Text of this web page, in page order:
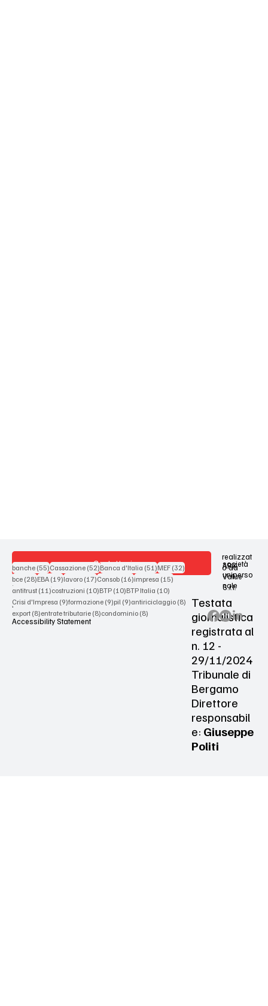
Contattaci
Terms & Conditions
Privacy Policy
Accessibility Statement
realizzat
o da
società
uniperso
nale
ARX
Value
S.r.l.
Testata
giornalistica
registrata al
n. 12 -
29/11/2024
Tribunale di
Bergamo
Direttore
responsabil
e: Giuseppe
Politi
banche (55)55 post
Cassazione (52)52 post
Banca d'Italia (51)51 post
MEF (32)32 post
bce (28)28 post
EBA (19)19 post
lavoro (17)17 post
Consob (16)16 post
impresa (15)15 post
antitrust (11)11 post
costruzioni (10)10 post
BTP (10)10 post
BTP Italia (10)10 post
Crisi d'Impresa (9)9 post
formazione (9)9 post
pil (9)9 post
antiriciclaggio (8)8 post
export (8)8 post
entrate tributarie (8)8 post
condominio (8)8 post